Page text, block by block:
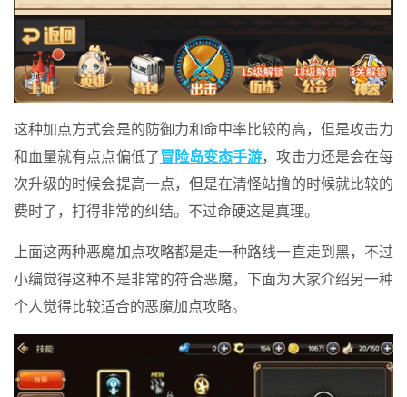
这种加点方式会是的防御力和命中率比较的高，但是攻击力
和血量就有点点偏低了冒险岛变态手游，攻击力还是会在每
次升级的时候会提高一点，但是在清怪站撸的时候就比较的
费时了，打得非常的纠结。不过命硬这是真理。
上面这两种恶魔加点攻略都是走一种路线一直走到黑，不过
小编觉得这种不是非常的符合恶魔，下面为大家介绍另一种
个人觉得比较适合的恶魔加点攻略。